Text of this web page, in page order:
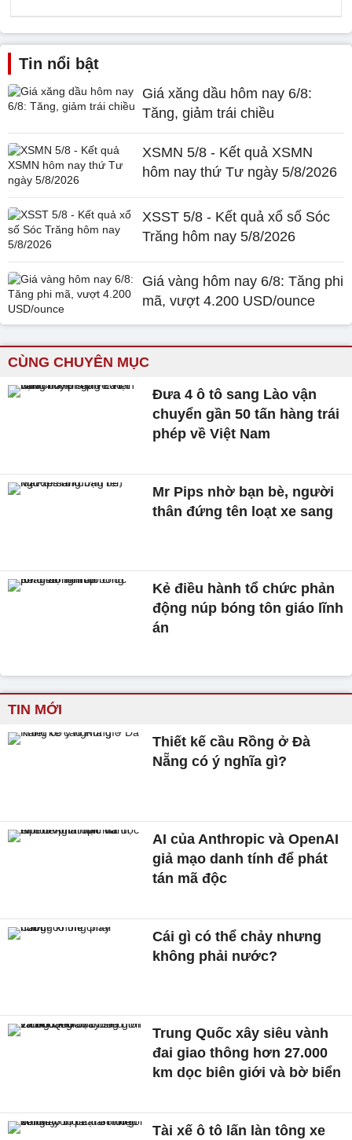
Tin nổi bật
Giá xăng dầu hôm nay 6/8:
Tăng, giảm trái chiều
XSMN 5/8 - Kết quả XSMN
hôm nay thứ Tư ngày 5/8/2026
XSST 5/8 - Kết quả xổ số Sóc
Trăng hôm nay 5/8/2026
Giá vàng hôm nay 6/8: Tăng phi
mã, vượt 4.200 USD/ounce
CÙNG CHUYÊN MỤC
Đưa 4 ô tô sang Lào vận
chuyển gần 50 tấn hàng trái
phép về Việt Nam
Mr Pips nhờ bạn bè, người
thân đứng tên loạt xe sang
Kẻ điều hành tổ chức phản
động núp bóng tôn giáo lĩnh
án
TIN MỚI
Thiết kế cầu Rồng ở Đà
Nẵng có ý nghĩa gì?
AI của Anthropic và OpenAI
giả mạo danh tính để phát
tán mã độc
Cái gì có thể chảy nhưng
không phải nước?
Trung Quốc xây siêu vành
đai giao thông hơn 27.000
km dọc biên giới và bờ biển
Tài xế ô tô lấn làn tông xe